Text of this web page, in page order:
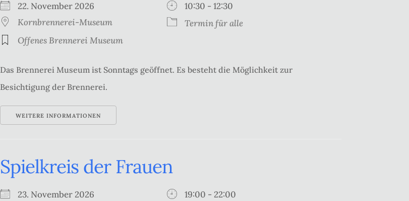
22. November 2026
10:30 - 12:30
Kornbrennerei-Museum
Termin für alle
Offenes Brennerei Museum
Das Brennerei Museum ist Sonntags geöffnet. Es besteht die Möglichkeit zur
Besichtigung der Brennerei.
WEITERE INFORMATIONEN
Spielkreis der Frauen
23. November 2026
19:00 - 22:00